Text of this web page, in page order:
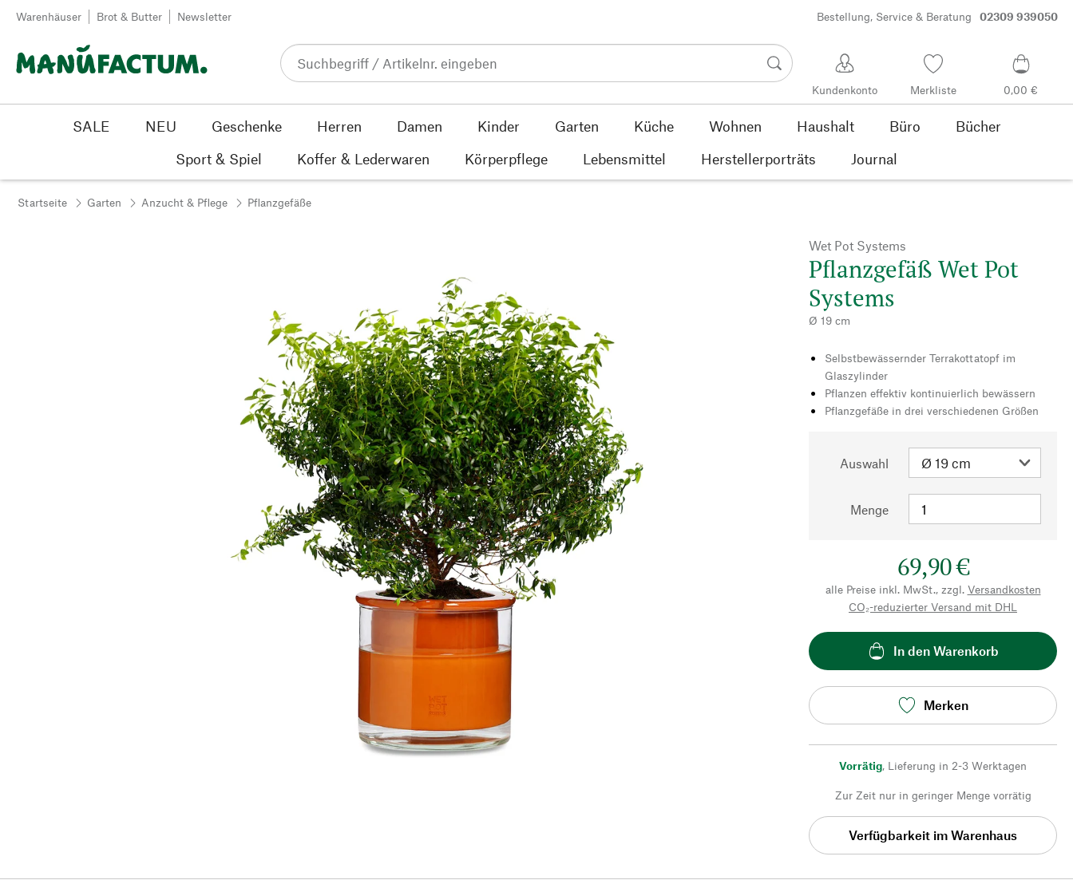
Zum Inhalt springen
Warenhäuser Brot & Butter Newsletter Bestellung, Service & Beratung 02309 939050
Kundenkonto Merkliste 0,00 €
SALE NEU Geschenke Herren Damen Kinder Garten Küche Wohnen Haushalt Büro
Bücher
Sport & Spiel
Koffer & Lederwaren Körperpflege Lebensmittel Herstellerporträts Journal
Startseite Garten Anzucht & Pflege Pflanzgefäße
Wet Pot Systems
Pflanzgefäß Wet Pot
Systems
Ø 19 cm
Selbstbewässernder Terrakottatopf im
Glaszylinder
Pflanzen effektiv kontinuierlich bewässern
Pflanzgefäße in drei verschiedenen Größen
Auswahl
Menge
69,90 €
alle Preise inkl. MwSt., zzgl. Versandkosten
CO₂-reduzierter Versand mit DHL
In den Warenkorb
Merken
Vorrätig, Lieferung in 2-3 Werktagen
Zur Zeit nur in geringer Menge vorrätig
Verfügbarkeit im Warenhaus